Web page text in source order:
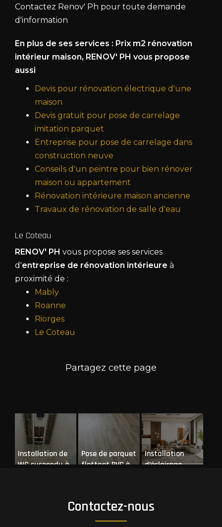
Contactez Renov' Ph pour toute demande
d'information
En plus de ses services : Prix m2 rénovation
intérieur maison, RENOV' PH vous propose
aussi
Devis pour rénovation électrique d'une
maison
Devis gratuit pour pose de carrelage
imitation parquet
Entreprise pour pose de carrelage dans
construction neuve
Conseils d'un peintre pour bien rénover
maison ou appartement
Rénovation intérieure maison ancienne
Travaux de rénovation de salle d'eau
Le Coteau
RENOV' PH vous propose ses services
d'entreprise de rénovation intérieure à
proximité de :
Mably
Roanne
Riorges
Le Coteau
Installation de
WC suspendu à
Pose de parquet
flottant PVC à
Installation
d’éclairage
Contactez-nous